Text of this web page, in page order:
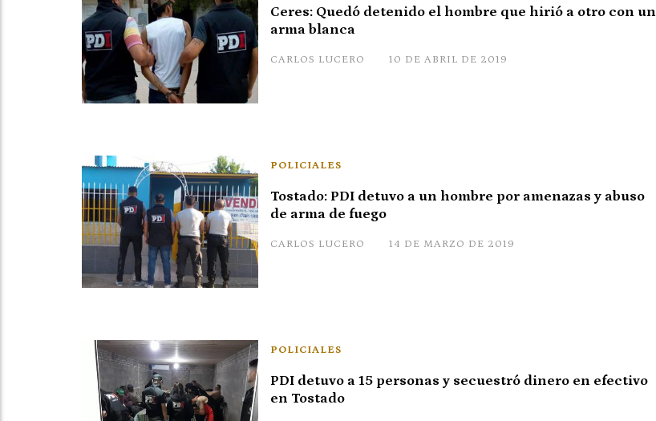
Ceres: Quedó detenido el hombre que hirió a otro con un
arma blanca
CARLOS LUCERO 10 DE ABRIL DE 2019
Tostado: PDI detuvo a un hombre por amenazas y abuso
de arma de fuego
CARLOS LUCERO
POLICIALES
14 DE MARZO DE 2019
PDI detuvo a 15 personas y secuestró dinero en efectivo
en Tostado
POLICIALES